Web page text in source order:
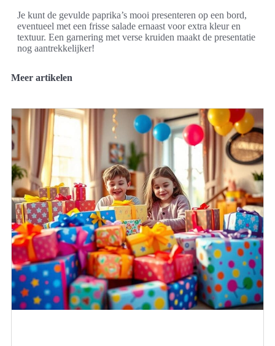
Je kunt de gevulde paprika’s mooi presenteren op een bord,
eventueel met een frisse salade ernaast voor extra kleur en
textuur. Een garnering met verse kruiden maakt de presentatie
nog aantrekkelijker!
Meer artikelen